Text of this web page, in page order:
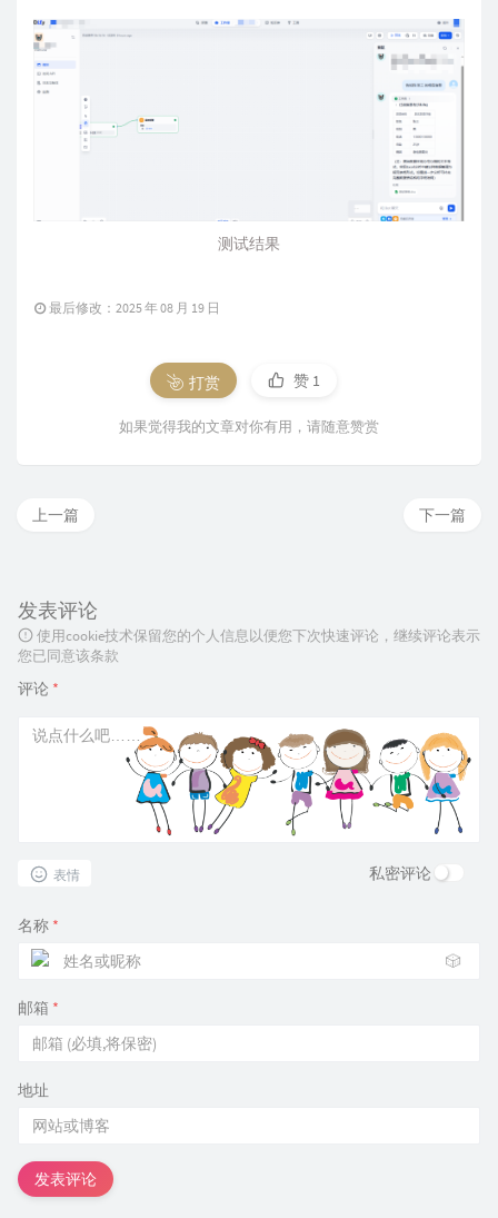
测试结果
最后修改：2025 年 08 月 19 日
打赏 赞 1
如果觉得我的文章对你有用，请随意赞赏
下一篇
上一篇
发表评论
使用cookie技术保留您的个人信息以便您下次快速评论，继续评论表示
您已同意该条款
评论 *
表情 私密评论
名称 *
🎲
邮箱 *
地址
发表评论